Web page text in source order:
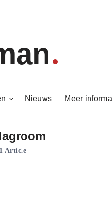
Nieuws Meer
1 Article